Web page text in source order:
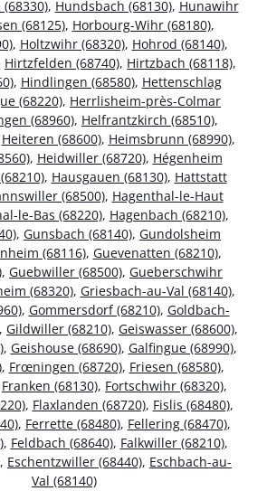
, Hundsbach (68130), Hunawihr
(68125), Horbourg-Wihr (68180),
, Holtzwihr (68320), Hohrod (68140),
Hirtzfelden (68740), Hirtzbach (68118),
, Hindlingen (68580), Hettenschlag
(68220), Herrlisheim-près-Colmar
(68960), Helfrantzkirch (68510),
Heiteren (68600), Heimsbrunn (68990),
, Heidwiller (68720), Hégenheim
, Hausgauen (68130), Hattstatt
(68500), Hagenthal-le-Haut
le-Bas (68220), Hagenbach (68210),
, Gunsbach (68140), Gundolsheim
(68116), Guevenatten (68210),
, Guebwiller (68500), Gueberschwihr
(68320), Griesbach-au-Val (68140),
, Gommersdorf (68210), Goldbach-
, Gildwiller (68210), Geiswasser (68600),
, Geishouse (68690), Galfingue (68990),
, Frœningen (68720), Friesen (68580),
Franken (68130), Fortschwihr (68320),
, Flaxlanden (68720), Fislis (68480),
, Ferrette (68480), Fellering (68470),
, Feldbach (68640), Falkwiller (68210),
, Eschentzwiller (68440), Eschbach-au-
Val (68140)